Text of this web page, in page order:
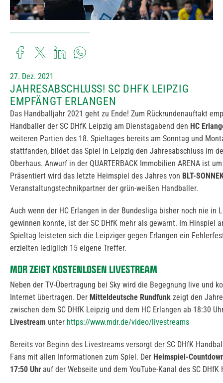
27. Dez. 2021
JAHRESABSCHLUSS! SC DHFK LEIPZIG
EMPFÄNGT ERLANGEN
Das Handballjahr 2021 geht zu Ende! Zum Rückrundenauftakt
Handballer der SC DHfK Leipzig am Dienstagabend den HC
weiteren Partien des 18. Spieltages bereits am Sonntag und
stattfanden, bildet das Spiel in Leipzig den Jahresabschluss im
Oberhaus. Anwurf in der QUARTERBACK Immobilien ARENA ist
Präsentiert wird das letzte Heimspiel des Jahres von BLT-
Veranstaltungstechnikpartner der grün-weißen Handballer.
Auch wenn der HC Erlangen in der Bundesliga bisher noch nie in
gewinnen konnte, ist der SC DHfK mehr als gewarnt. Im Hinspiel
Spieltag leisteten sich die Leipziger gegen Erlangen ein
erzielten lediglich 15 eigene Treffer.
MDR ZEIGT KOSTENLOSEN LIVESTREAM
Neben der TV-Übertragung bei Sky wird die Begegnung live und
Internet übertragen. Der Mitteldeutsche Rundfunk zeigt den
zwischen dem SC DHfK Leipzig und dem HC Erlangen ab 18:30
Livestream unter https://www.mdr.de/video/livestreams
Bereits vor Beginn des Livestreams versorgt der SC DHfK
Fans mit allen Informationen zum Spiel. Der Heimspiel-
17:50 Uhr auf der Webseite und dem YouTube-Kanal des SC DHfK